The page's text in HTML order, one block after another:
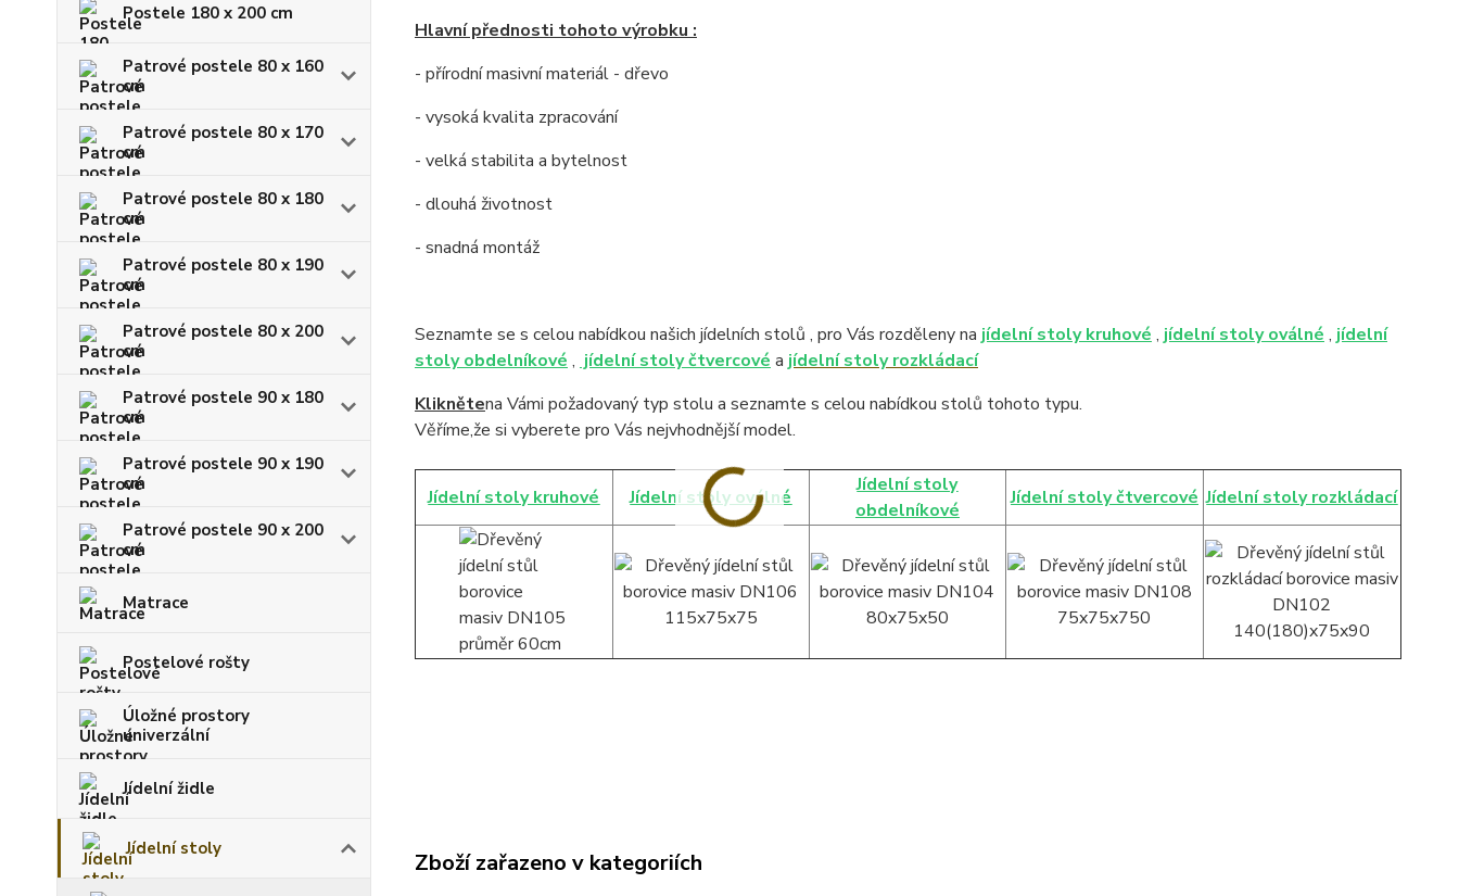
Postele 180 x 200 cm
Patrové postele 80 x 160
cm
Patrové postele 80 x 170
cm
Patrové postele 80 x 180
cm
Patrové postele 80 x 190
cm
Patrové postele 80 x 200
cm
Patrové postele 90 x 180
cm
Patrové postele 90 x 190
cm
Patrové postele 90 x 200
cm
Matrace
Postelové rošty
Úložné prostory
univerzální
Jídelní židle
Jídelní stoly
Hlavní přednosti tohoto výrobku :
- přírodní masivní materiál - dřevo
- vysoká kvalita zpracování
- velká stabilita a bytelnost
- dlouhá životnost
- snadná montáž
Seznamte se s celou nabídkou našich jídelních stolů , pro Vás rozděleny na jídelní stoly kruhové , jídelní stoly oválné , jídelní
stoly obdelníkové , jídelní stoly čtvercové a jídelní stoly rozkládací
Kliknětena Vámi požadovaný typ stolu a seznamte s celou nabídkou stolů tohoto typu.
Věříme,že si vyberete pro Vás nejvhodnější model.
Jídelní stoly kruhové Jídelní stoly oválné
Jídelní stoly
obdelníkové
Jídelní stoly čtvercové Jídelní stoly rozkládací
Zboží zařazeno v kategoriích